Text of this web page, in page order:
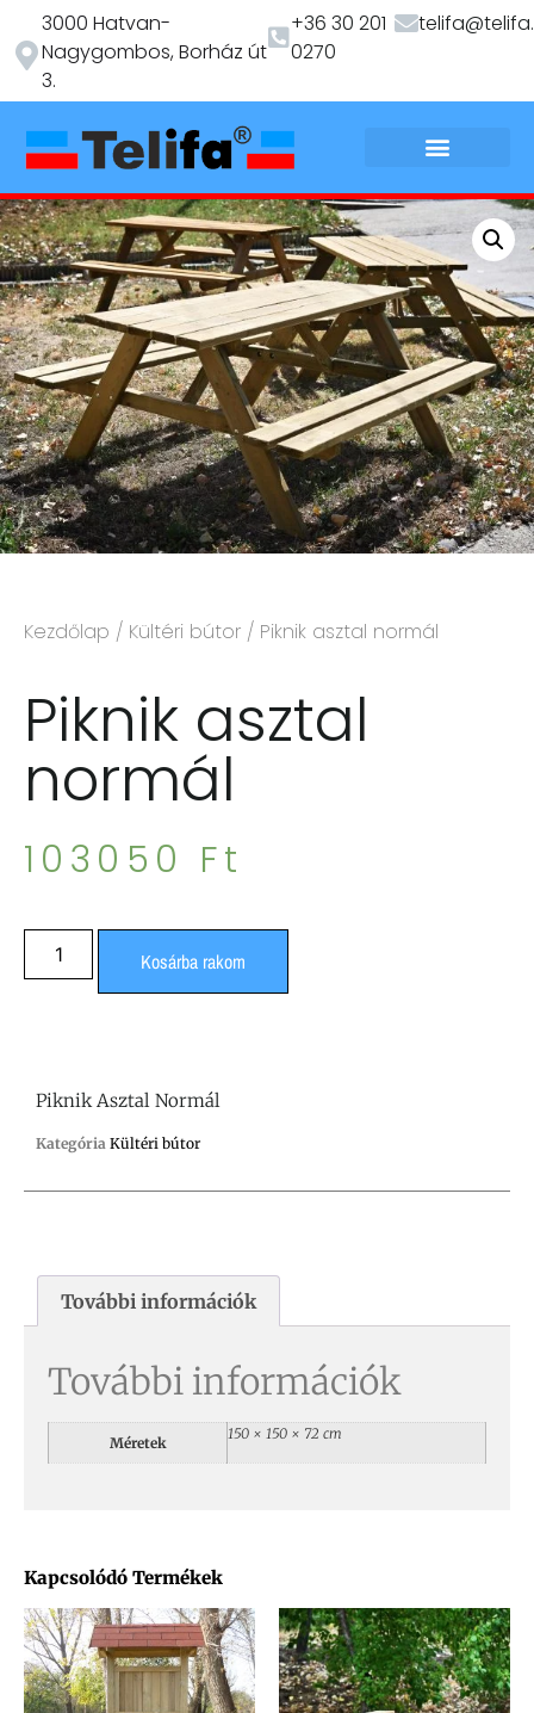
3000 Hatvan-
Nagygombos, Borház út
3.
+36 30 201
0270
Kezdőlap / Kültéri bútor / Piknik asztal normál
Piknik asztal
normál
103050 Ft
Kosárba rakom
Kapcsolódó Termékek
Piknik Asztal Normál
Kategória Kültéri bútor
További információk
További információk
Méretek
150 × 150 × 72 cm